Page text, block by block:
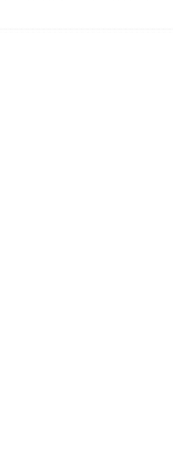
que portará Abelardo De La